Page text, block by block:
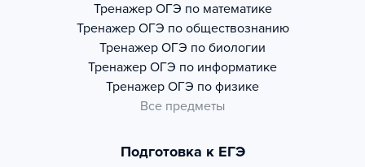
Тренажер ОГЭ по математике
Тренажер ОГЭ по обществознанию
Тренажер ОГЭ по биологии
Тренажер ОГЭ по информатике
Тренажер ОГЭ по физике
Все предметы
Подготовка к ЕГЭ